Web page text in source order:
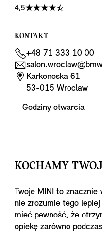
4,5
KONTAKT
+48 71 333 10 00
Karkonoska 61
53-015 Wroclaw
Godziny otwarcia
KOCHAMY
Twoje MINI to
nie zrozumie tego
mieć pewność, że
opiekę zarówno